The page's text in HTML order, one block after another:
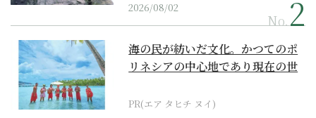
2026/08/02
No.
海の民が紡いだ文化。かつてのポ
リネシアの中心地であり現在の世
PR(エア タヒチ ヌイ)